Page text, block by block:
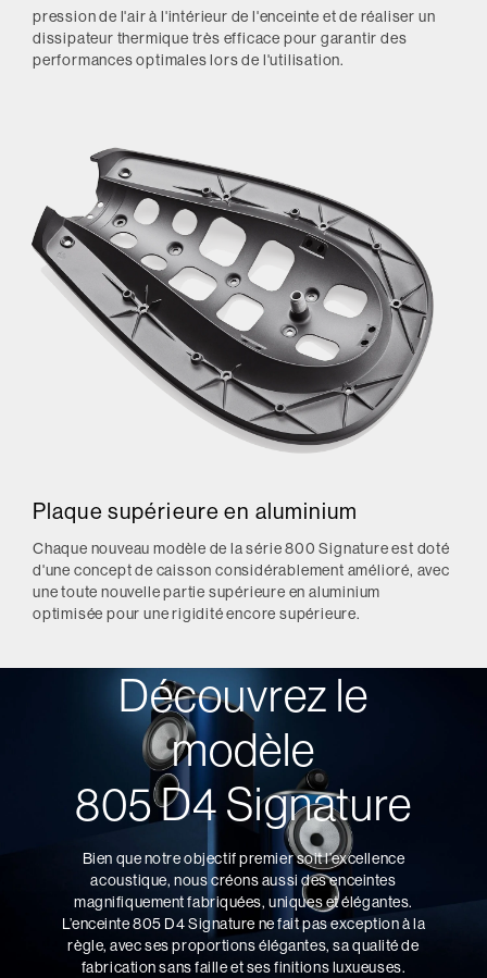
pression de l'air à l'intérieur de l'enceinte et de réaliser un
dissipateur thermique très efficace pour garantir des
performances optimales lors de l'utilisation.
Plaque supérieure en aluminium
Chaque nouveau modèle de la série 800 Signature est doté
d'une concept de caisson considérablement amélioré, avec
une toute nouvelle partie supérieure en aluminium
optimisée pour une rigidité encore supérieure.
Découvrez le
modèle
805 D4 Signature
Bien que notre objectif premier soit l’excellence
acoustique, nous créons aussi des enceintes
magnifiquement fabriquées, uniques et élégantes.
L’enceinte 805 D4 Signature ne fait pas exception à la
règle, avec ses proportions élégantes, sa qualité de
fabrication sans faille et ses finitions luxueuses.